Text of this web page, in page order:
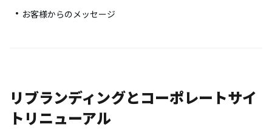
お客様からのメッセージ
リブランディングとコーポレートサイ
トリニューアル